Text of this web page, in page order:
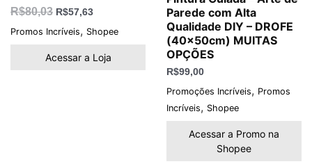
R$80,03 R$57,63
Promos Incríveis, Shopee
Acessar a Loja
Parede com Alta
Qualidade DIY – DROFE
(40x50cm) MUITAS
OPÇÕES
R$99,00
Promoções Incríveis, Promos
Incríveis, Shopee
Acessar a Promo na
Shopee